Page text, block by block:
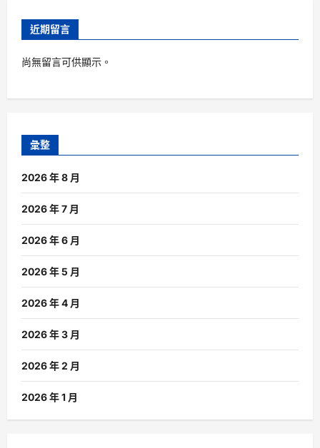
近期留言
尚無留言可供顯示。
彙整
2026 年 8 月
2026 年 7 月
2026 年 6 月
2026 年 5 月
2026 年 4 月
2026 年 3 月
2026 年 2 月
2026 年 1 月